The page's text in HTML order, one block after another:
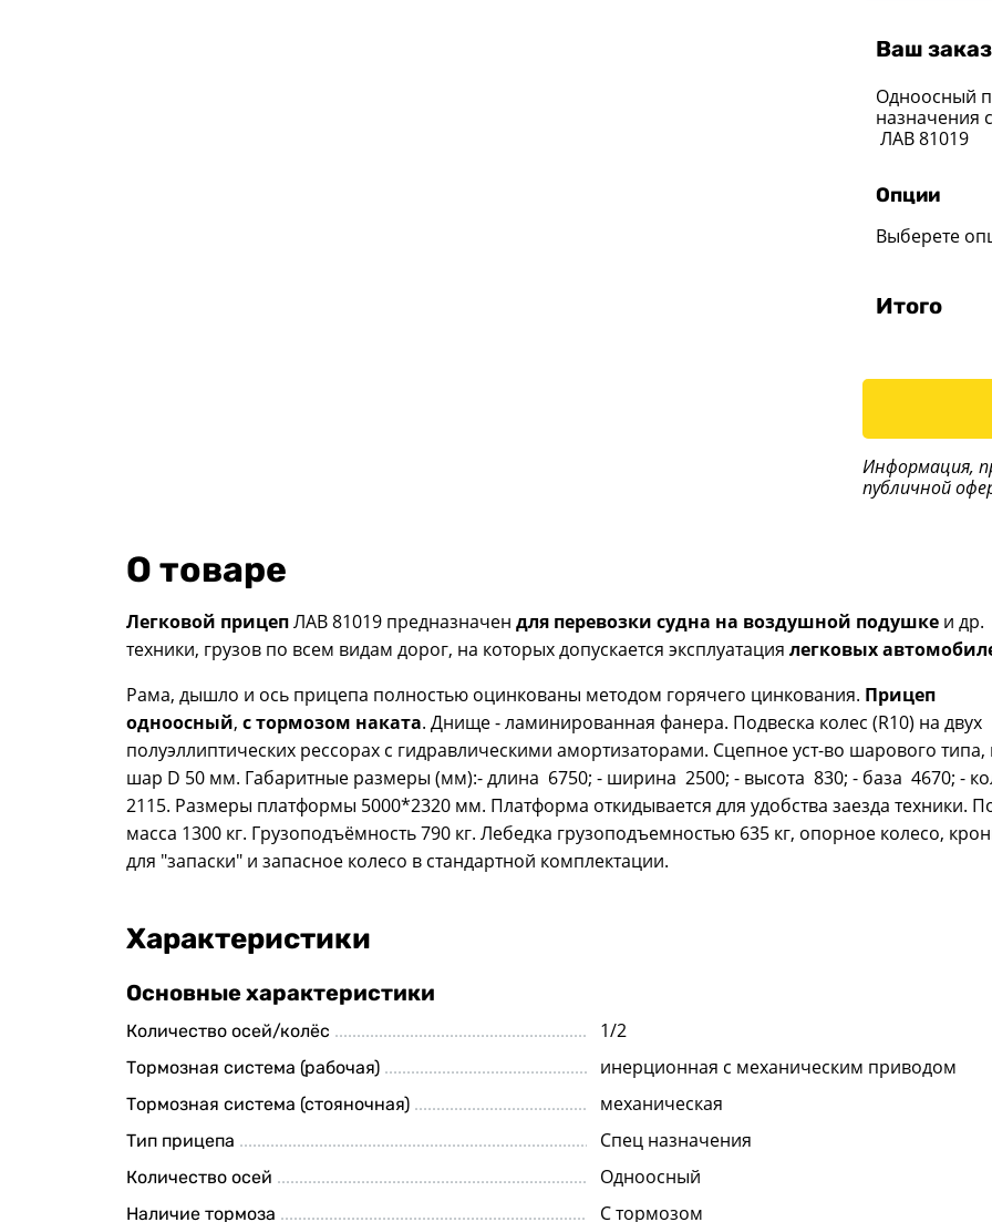
Ваш заказ
Одноосный
назначения
ЛАВ 81019
Опции
Выберете
Итого
Информация,
публичной
О товаре
Легковой прицепЛАВ 81019 предназначен для перевозки судна на воздушной подушке и др.
техники, грузов по всем видам дорог, на которых допускается эксплуатация легковых
Рама, дышло и ось прицепа полностью оцинкованы методом горячего цинкования. Прицеп
одноосный, с тормозом наката. Днище - ламинированная фанера. Подвеска колес (R10) на двух
полуэллиптических рессорах с гидравлическими амортизаторами. Сцепное уст-во шарового типа,
шар D 50 мм. Габаритные размеры (мм):- длина 6750; - ширина 2500; - высота 830; - база 4670; -
2115. Размеры платформы 5000*2320 мм. Платформа откидывается для удобства заезда техники.
масса 1300 кг. Грузоподъёмность 790 кг. Лебедка грузоподъемностью 635 кг, опорное колесо,
для "запаски" и запасное колесо в стандартной комплектации.
Характеристики
Основные характеристики
Количество осей/колёс 1/2
Тормозная система (рабочая) инерционная с механическим приводом
Тормозная система (стояночная) механическая
Тип прицепа Спец назначения
Количество осей Одноосный
Наличие тормоза С тормозом